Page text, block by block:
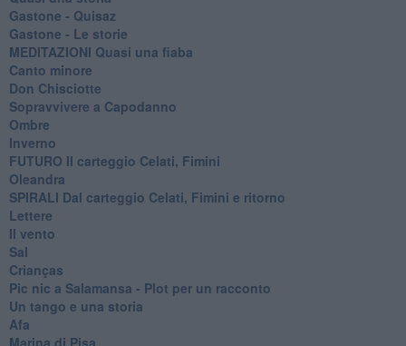
Gastone - Quisaz
Gastone - Le storie
MEDITAZIONI Quasi una fiaba
Canto minore
Don Chisciotte
Sopravvivere a Capodanno
Ombre
Inverno
FUTURO Il carteggio Celati, Fimini
Oleandra
SPIRALI Dal carteggio Celati, Fimini e ritorno
Lettere
Il vento
Sal
Crianças
Pic nic a Salamansa - Plot per un racconto
Un tango e una storia
Afa
Marina di Pisa